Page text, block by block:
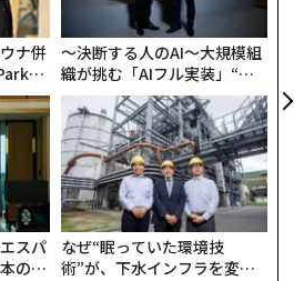
への取り組みがビジネスプランの
されているわけではない。
）のCTOである
「場合によっては、まだ社外秘扱
かもしれません」という。AIはリ
れないが「企業はAIを考慮しない
なリスクであることに気がついた
ナ併
」
ック
由
〜決断する人のAI〜大規模組
織が挑む「AIフル実装」“使
う”企業から“動く”企業へ【N
TTドコモビジネス×PwC】
スパ
のラ
なぜ“眠っていた環境技
術”が、下水インフラを変え